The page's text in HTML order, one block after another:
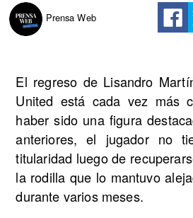
Prensa Web
El regreso de Lisandro
United está cada vez más
haber sido una figura
anteriores, el jugador no
titularidad luego de
la rodilla que lo mantuvo
durante varios meses.